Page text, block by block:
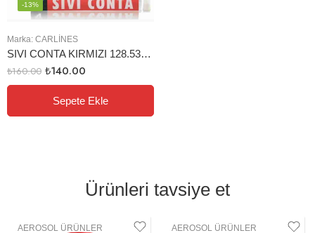
Marka: CARLINES
SIVI CONTA KIRMIZI 128.530.002 TÜP 45 GR
-13%
₺160.00 ₺140.00
Sepete Ekle
Ürünleri tavsiye et
AEROSOL ÜRÜNLER AEROSOL ÜRÜNLER